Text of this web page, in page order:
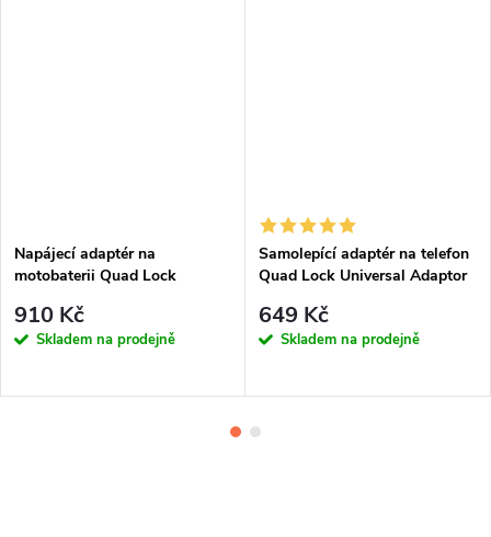
Napájecí adaptér na
motobaterii Quad Lock
Adaptor
910 Kč
Skladem na prodejně
Samolepící adaptér na telefon
Quad Lock Universal Adaptor
649 Kč
Skladem na prodejně